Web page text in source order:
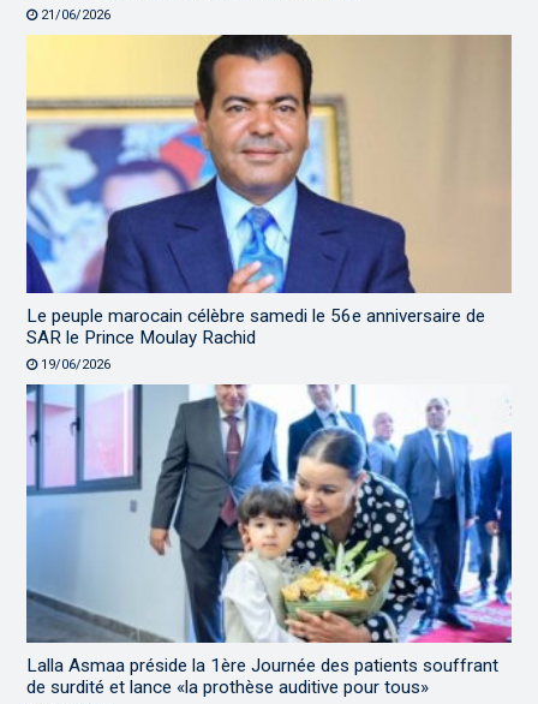
21/06/2026
Le peuple marocain célèbre samedi le 56e anniversaire de
SAR le Prince Moulay Rachid
19/06/2026
Lalla Asmaa préside la 1ère Journée des patients souffrant
de surdité et lance «la prothèse auditive pour tous»